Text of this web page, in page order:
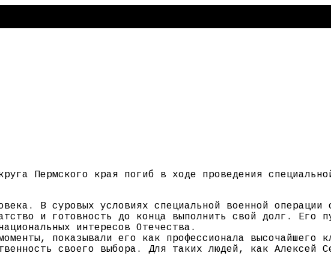
Пермского края погиб в ходе проведения
В суровых условиях специальной военной операции
и готовность до конца выполнить свой долг. Его
интересов Отечества.
показывали его как профессионала высочайшего
своего выбора. Для таких людей, как Алексей